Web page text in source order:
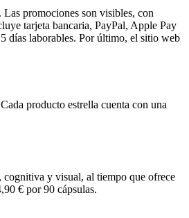
promociones son visibles, con
tarjeta bancaria, PayPal, Apple Pay
días laborables. Por último, el sitio web
producto estrella cuenta con una
cognitiva y visual, al tiempo que ofrece
€ por 90 cápsulas.